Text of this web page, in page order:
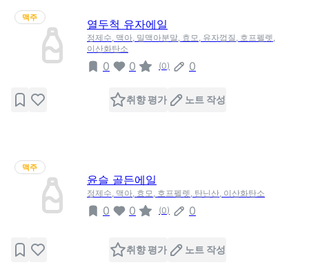
맥주
열두척 유자에일
정제수, 맥아, 밀맥아분말, 효모, 유자껍질, 호프펠렛,
이산화탄소
0 0 (0) 0
취향 평가 노트 작성
맥주
윤슬 골든에일
정제수, 맥아, 효모, 호프펠렛, 탄닌산, 이산화탄소
0 0 (0) 0
취향 평가 노트 작성